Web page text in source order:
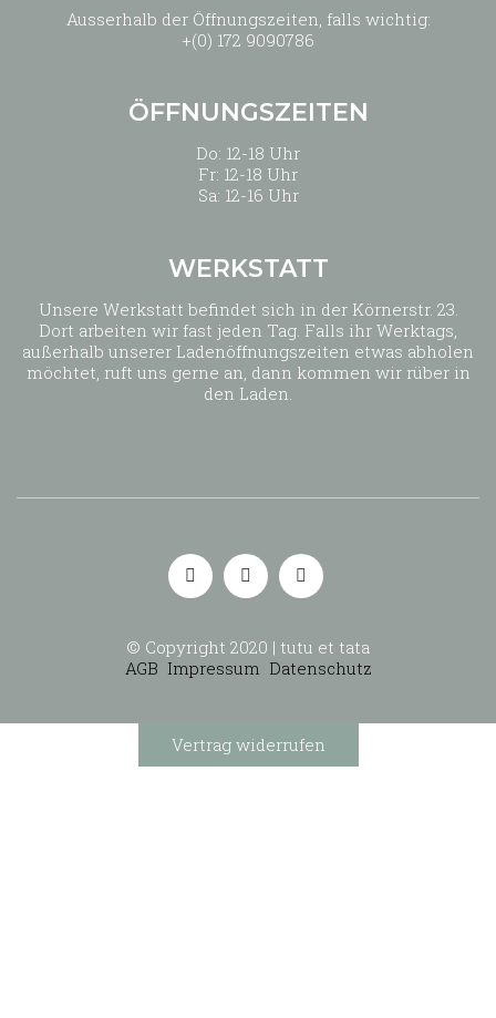
Ausserhalb der Öffnungszeiten, falls wichtig:
+(0) 172 9090786
ÖFFNUNGSZEITEN
Do: 12-18 Uhr
Fr: 12-18 Uhr
Sa: 12-16 Uhr
WERKSTATT
Unsere Werkstatt befindet sich in der Körnerstr. 23.
Dort arbeiten wir fast jeden Tag. Falls ihr Werktags,
außerhalb unserer Ladenöffnungszeiten etwas abholen
möchtet, ruft uns gerne an, dann kommen wir rüber in
den Laden.
© Copyright 2020 | tutu et tata
AGB Impressum Datenschutz
Vertrag widerrufen